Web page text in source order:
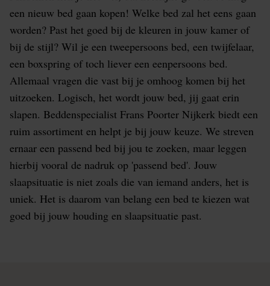
een nieuw bed gaan kopen! Welke bed zal het eens gaan
worden? Past het goed bij de kleuren in jouw kamer of
bij de stijl? Wil je een tweepersoons bed, een twijfelaar,
een boxspring of toch liever een eenpersoons bed.
Allemaal vragen die vast bij je omhoog komen bij het
uitzoeken. Logisch, het wordt jouw bed, jij gaat erin
slapen. Beddenspecialist Frans Poorter Nijkerk biedt een
ruim assortiment en helpt je bij jouw keuze. We streven
ernaar een passend bed bij jou te zoeken, maar leggen
hierbij vooral de nadruk op 'passend bed'. Jouw
slaapsituatie is niet zoals die van iemand anders, het is
uniek. Het is daarom van belang een bed te kiezen wat
goed bij jouw houding en slaapsituatie past.